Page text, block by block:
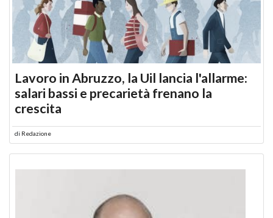
Lavoro in Abruzzo, la Uil lancia l'allarme:
salari bassi e precarietà frenano la
crescita
di Redazione